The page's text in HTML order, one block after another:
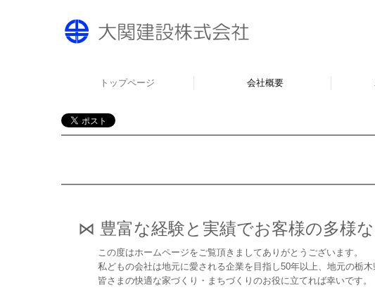
トップページ 会社概要
⋈ 豊富な経験と実績でお客様の多様
この度はホームページをご覧頂きましてありがとうございます。
私どもの会社は地元に愛される企業を目指し50年以上、地元の栃木県
皆さまの快適な家づくり・まちづくりのお役に立てれば幸いです。